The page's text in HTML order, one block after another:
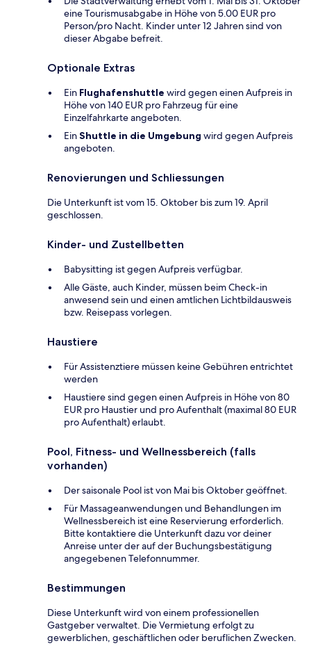
eine Tourismusabgabe in Höhe von 5.00 EUR pro
Person/pro Nacht. Kinder unter 12 Jahren sind von
dieser Abgabe befreit.
Optionale Extras
Ein Flughafenshuttle wird gegen einen Aufpreis in
Höhe von 140 EUR pro Fahrzeug für eine
Einzelfahrkarte angeboten.
EinShuttle in die Umgebung wird gegen Aufpreis
angeboten.
Renovierungen und Schliessungen
Die Unterkunft ist vom 15. Oktober bis zum 19. April
geschlossen.
Kinder- und Zustellbetten
Babysitting ist gegen Aufpreis verfügbar.
Alle Gäste, auch Kinder, müssen beim Check-in
anwesend sein und einen amtlichen Lichtbildausweis
bzw. Reisepass vorlegen.
Haustiere
Für Assistenztiere müssen keine Gebühren entrichtet
werden
Haustiere sind gegen einen Aufpreis in Höhe von 80
EUR pro Haustier und pro Aufenthalt (maximal 80 EUR
pro Aufenthalt) erlaubt.
Pool, Fitness- und Wellnessbereich (falls
vorhanden)
Der saisonale Pool ist von Mai bis Oktober geöffnet.
Für Massageanwendungen und Behandlungen im
Wellnessbereich ist eine Reservierung erforderlich.
Bitte kontaktiere die Unterkunft dazu vor deiner
Anreise unter der auf der Buchungsbestätigung
angegebenen Telefonnummer.
Bestimmungen
Diese Unterkunft wird von einem professionellen
Gastgeber verwaltet. Die Vermietung erfolgt zu
gewerblichen, geschäftlichen oder beruflichen Zwecken.